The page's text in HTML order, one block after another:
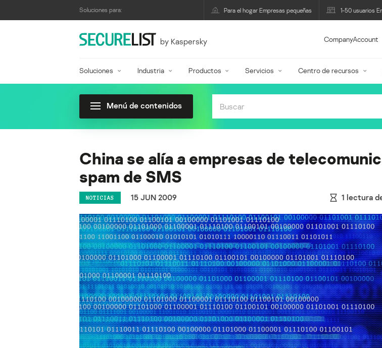
Soluciones para: Para el hogar Empresas pequeñas 1-50 usuarios
by Kaspersky CompanyAccount
Soluciones Industria Productos Servicios Centro de recursos
Menú de contenidos
China se alía a empresas de
spam de SMS
NOTICIAS 15 JUN 2009 1 lectura